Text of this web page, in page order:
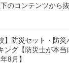
のコンテンツから
】防災セット・防
ング【防災士が本
8月】